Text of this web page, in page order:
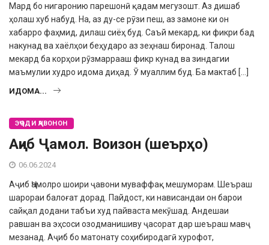
Мард бо нигаронию парешонӣ қадам мегузошт. Аз дишаб
ҳолаш хуб набуд. На, аз ду-се рӯзи пеш, аз замоне ки он
хабарро фаҳмид, дилаш сиёҳ буд. Саъй мекард, ки фикри бад
накунад ва хаёлҳои беҳударо аз зеҳнаш биронад. Талош
мекард ба корҳои рӯзмаррааш фикр кунад ва зиндагии
маъмулии худро идома диҳад. Ӯ муаллим буд. Ба мактаб […]
ИДОМА...
ЭҶОДИ ҶАВОНОН
Аҷиб Ҷамол. Воизон (шеърҳо)
06.06.2024
Аҷиб Ҷамол­ро шоири ҷавони муваффақ мешу­морам. Шеъраш
шарораи балоғат дорад. Пайдост, ки нависандаи он барои
сайқал додани табъи худ пайваста мекӯшад. Анде­шаи
равшан ва эҳсоси озодма­нишиву ҷасорат дар шеъраш мавҷ
мезанад. Аҷиб бо матонату соҳи­биродагӣ хуро­фот,